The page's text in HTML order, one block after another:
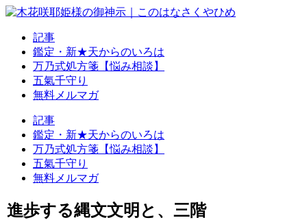
記事
鑑定・新★天からのいろは
万乃式処方箋【悩み相談】
五氣千守り
無料メルマガ
記事
鑑定・新★天からのいろは
万乃式処方箋【悩み相談】
五氣千守り
無料メルマガ
進歩する縄文文明と、三階